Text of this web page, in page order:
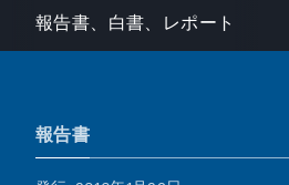
報告書、白書、レポート
報告書